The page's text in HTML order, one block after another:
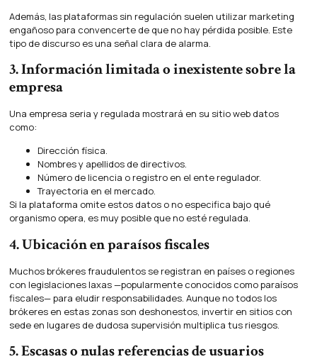
Además, las plataformas sin regulación suelen utilizar marketing
engañoso para convencerte de que no hay pérdida posible. Este
tipo de discurso es una señal clara de alarma.
3. Información limitada o inexistente sobre la
empresa
Una empresa seria y regulada mostrará en su sitio web datos
como:
Dirección física.
Nombres y apellidos de directivos.
Número de licencia o registro en el ente regulador.
Trayectoria en el mercado.
Si la plataforma omite estos datos o no especifica bajo qué
organismo opera, es muy posible que no esté regulada.
4. Ubicación en paraísos fiscales
Muchos brókeres fraudulentos se registran en países o regiones
con legislaciones laxas —popularmente conocidos como paraísos
fiscales— para eludir responsabilidades. Aunque no todos los
brókeres en estas zonas son deshonestos, invertir en sitios con
sede en lugares de dudosa supervisión multiplica tus riesgos.
5. Escasas o nulas referencias de usuarios